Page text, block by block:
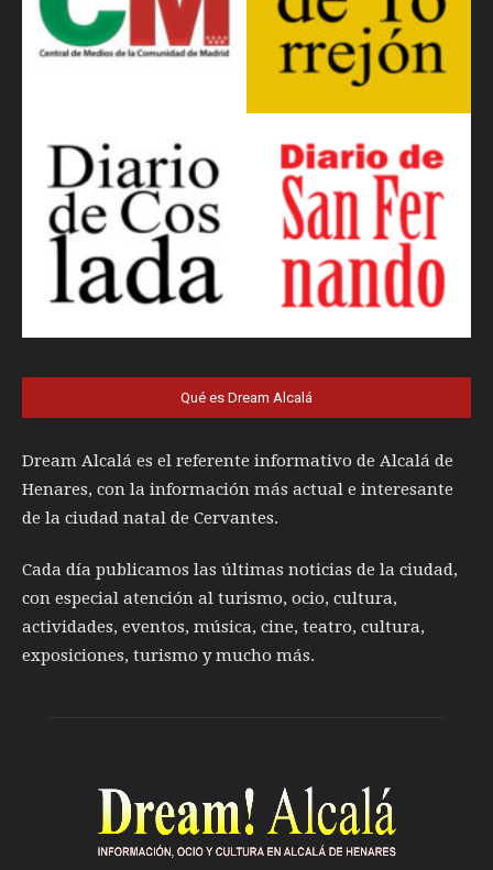
Qué es Dream Alcalá
Dream Alcalá es el referente informativo de Alcalá de
Henares, con la información más actual e interesante
de la ciudad natal de Cervantes.
Cada día publicamos las últimas noticias de la ciudad,
con especial atención al turismo, ocio, cultura,
actividades, eventos, música, cine, teatro, cultura,
exposiciones, turismo y mucho más.